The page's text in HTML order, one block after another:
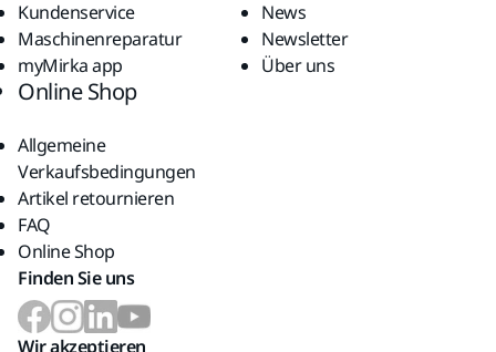
Kundenservice
Maschinenreparatur
myMirka app
News
Newsletter
Über uns
Online Shop
Allgemeine
Verkaufsbedingungen
Artikel retournieren
FAQ
Online Shop
Finden Sie uns
Wir akzeptieren